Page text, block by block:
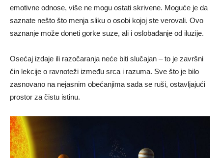
emotivne odnose, više ne mogu ostati skrivene. Moguće je da
saznate nešto što menja sliku o osobi kojoj ste verovali. Ovo
saznanje može doneti gorke suze, ali i oslobađanje od iluzije.
Osećaj izdaje ili razočaranja neće biti slučajan – to je završni
čin lekcije o ravnoteži između srca i razuma. Sve što je bilo
zasnovano na nejasnim obećanjima sada se ruši, ostavljajući
prostor za čistu istinu.